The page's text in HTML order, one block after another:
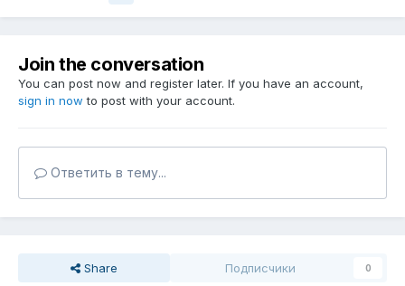
Join the conversation
You can post now and register later. If you have an account,
sign in now to post with your account.
Ответить в тему...
Share Подписчики 0